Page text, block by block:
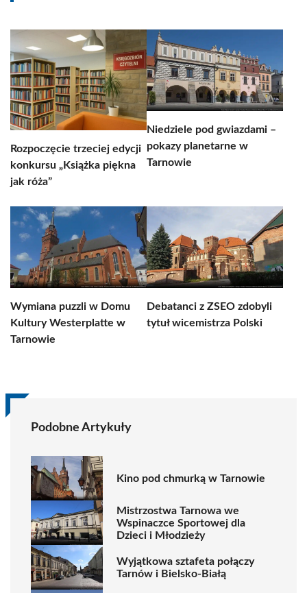
Rozpoczęcie trzeciej edycji
konkursu „Książka piękna
jak róża”
Niedziele pod gwiazdami –
pokazy planetarne w
Tarnowie
Wymiana puzzli w Domu
Kultury Westerplatte w
Tarnowie
Debatanci z ZSEO zdobyli
tytuł wicemistrza Polski
Podobne Artykuły
Kino pod chmurką w Tarnowie
Mistrzostwa Tarnowa we
Wspinaczce Sportowej dla
Dzieci i Młodzieży
Wyjątkowa sztafeta połączy
Tarnów i Bielsko-Białą